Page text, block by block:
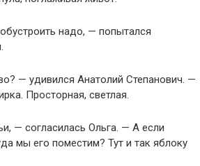
надо, — попытался
— удивился Анатолий Степанович. —
Просторная, светлая.
— согласилась Ольга. — А если
мы его поместим? Тут и так яблоку